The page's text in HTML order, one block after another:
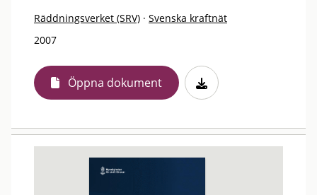
Räddningsverket (SRV) · Svenska kraftnät
2007
Öppna dokument